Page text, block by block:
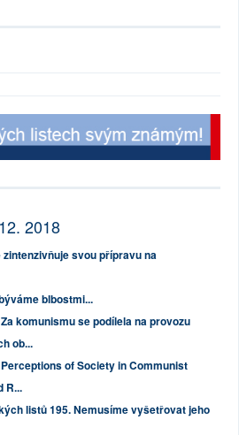
2018
zintenzivňuje svou přípravu na
blbostmi...
Za komunismu se podílela na provozu
ob...
Perceptions of Society in Communist
R...
listů 195. Nemusíme vyšetřovat jeho